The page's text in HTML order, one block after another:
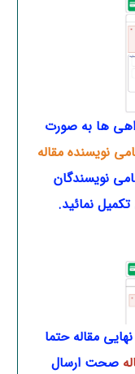
ها به صورت
نویسنده مقاله
نویسندگان
نمائید.
مقاله حتما
صحت ارسال